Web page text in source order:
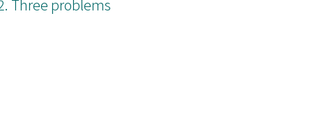
Three problems